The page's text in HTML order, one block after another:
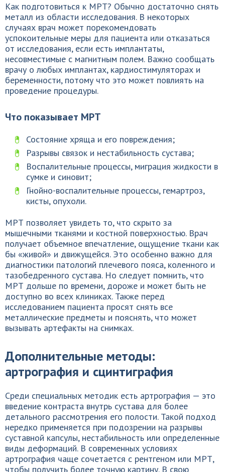
Как подготовиться к МРТ? Обычно достаточно снять
металл из области исследования. В некоторых
случаях врач может порекомендовать
успокоительные меры для пациента или отказаться
от исследования, если есть имплантаты,
несовместимые с магнитным полем. Важно сообщать
врачу о любых имплантах, кардиостимуляторах и
беременности, потому что это может повлиять на
проведение процедуры.
Что показывает МРТ
Состояние хряща и его повреждения;
Разрывы связок и нестабильность сустава;
Воспалительные процессы, миграция жидкости в
сумке и синовит;
Гнойно-воспалительные процессы, гемартроз,
кисты, опухоли.
МРТ позволяет увидеть то, что скрыто за
мышечными тканями и костной поверхностью. Врач
получает объемное впечатление, ощущение ткани как
бы «живой» и движущейся. Это особенно важно для
диагностики патологий плечевого пояса, коленного и
тазобедренного сустава. Но следует помнить, что
МРТ дольше по времени, дороже и может быть не
доступно во всех клиниках. Также перед
исследованием пациента просят снять все
металлические предметы и пояснять, что может
вызывать артефакты на снимках.
Дополнительные методы:
артрография и сцинтиграфия
Среди специальных методик есть артрография — это
введение контраста внутрь сустава для более
детального рассмотрения его полости. Такой подход
нередко применяется при подозрении на разрывы
суставной капсулы, нестабильность или определенные
виды деформаций. В современных условиях
артрография чаще сочетается с рентгеном или МРТ,
чтобы получить более точную картину. В свою